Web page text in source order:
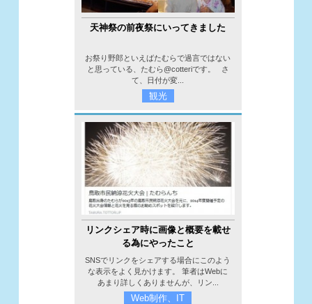
天神祭の前夜祭にいってきました
お祭り野郎といえばたむらで過言ではない
と思っている、たむら@cotteriです。 さ
て、日付が変...
観光
リンクシェア時に画像と概要を載せ
る為にやったこと
SNSでリンクをシェアする場合にこのよう
な表示をよく見かけます。 筆者はWebに
あまり詳しくありませんが、リン...
Web制作、IT